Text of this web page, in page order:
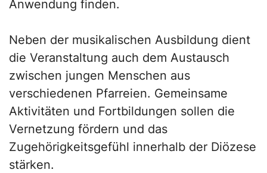
Anwendung finden.
Neben der musikalischen Ausbildung dient
die Veranstaltung auch dem Austausch
zwischen jungen Menschen aus
verschiedenen Pfarreien. Gemeinsame
Aktivitäten und Fortbildungen sollen die
Vernetzung fördern und das
Zugehörigkeitsgefühl innerhalb der Diözese
stärken.